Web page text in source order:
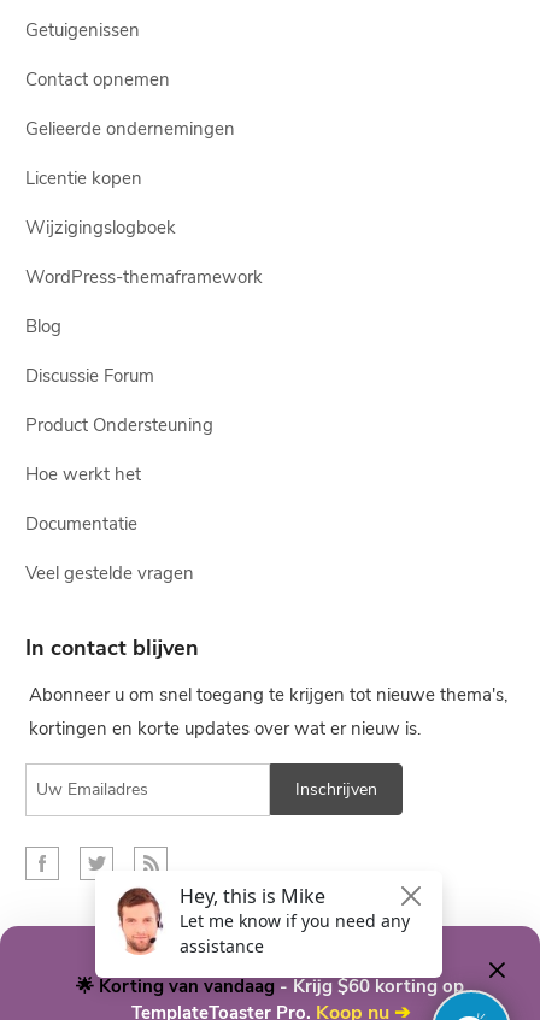
Getuigenissen
Contact opnemen
Gelieerde ondernemingen
Licentie kopen
Wijzigingslogboek
WordPress-themaframework
Blog
Discussie Forum
Product Ondersteuning
Hoe werkt het
Documentatie
Veel gestelde vragen
In contact blijven
Abonneer u om snel toegang te krijgen tot nieuwe thema's,
kortingen en korte updates over wat er nieuw is.
Inschrijven
Nederlands
🌟 Korting van vandaag - Krijg $60 korting op
TemplateToaster Pro. Koop nu ➔